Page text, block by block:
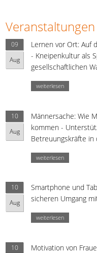
Veranstaltungen
09
Aug
Lernen vor Ort: Auf
- Kneipenkultur als
gesellschaftlichen
weiterlesen
10
Aug
Männersache: Wie
kommen -
Betreuungskräfte
weiterlesen
10
Aug
Smartphone und
sicheren Umgang
weiterlesen
10
Motivation von